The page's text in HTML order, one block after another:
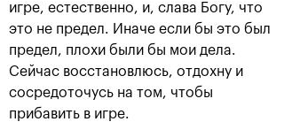
Матве Мидделькоп-
Марсело Демолинер:
«Нас притягивает друг
Андрей Рублев: «После
игре, естественно, и, слава Богу, что
это не предел. Иначе если бы это был
предел, плохи были бы мои дела.
Сейчас восстановлюсь, отдохну и
сосредоточусь на том, чтобы
прибавить в игре.